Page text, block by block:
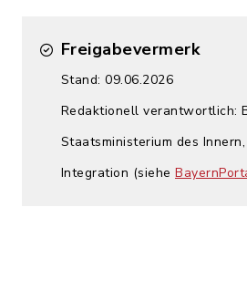
Freigabevermerk
Stand: 09.06.2026
Redaktionell verantwortlich:
Staatsministerium des
Integration (siehe